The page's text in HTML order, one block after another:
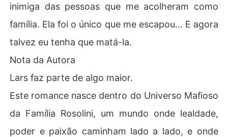
inimiga das pessoas que me acolheram como
família. Ela foi o único que me escapou... E agora
talvez eu tenha que matá-la.
Nota da Autora
Lars faz parte de algo maior.
Este romance nasce dentro do Universo Mafioso
da Família Rosolini, um mundo onde lealdade,
poder e paixão caminham lado a lado, e onde